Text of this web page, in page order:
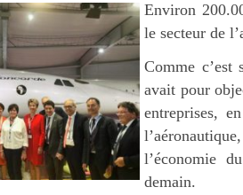
Environ
le secteur de
Comme c’est
avait pour
entreprises,
l’économie
demain.